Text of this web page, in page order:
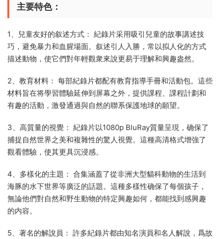
主要特色：
1、兒童友好的叙述方式： 紀錄片采用吸引兒童的故事講述技
巧，避免暴力和血腥場面。叙述引人入勝，常以拟人化的方式
描述動物，使它們對年輕觀衆來說更易于理解和興趣盎然。
2、教育材料： 每部紀錄片都配有教育指導手冊和活動包。這些
材料旨在将學習體驗延伸到屏幕之外，提供課程、課程計劃和
有趣的活動，激發通過與自然的聯系保護地球的願望。
3、高質量的視覺： 紀錄片以1080p BluRay質量呈現，确保了
捕捉自然世界之美和複雜性的驚人視覺。這種高清格式增強了
觀看體驗，使其更具沉浸感。
4、多樣化的主題： 合集涵蓋了從非洲大型貓科動物的生活到
海豚的水下世界等廣泛的話題。這種多樣性确保了每個孩子，
無論他們對自然和野生動物的特定興趣如何，都能找到感興趣
的内容。
5、著名的解說員： 許多紀錄片都由知名演員和名人解說，爲故